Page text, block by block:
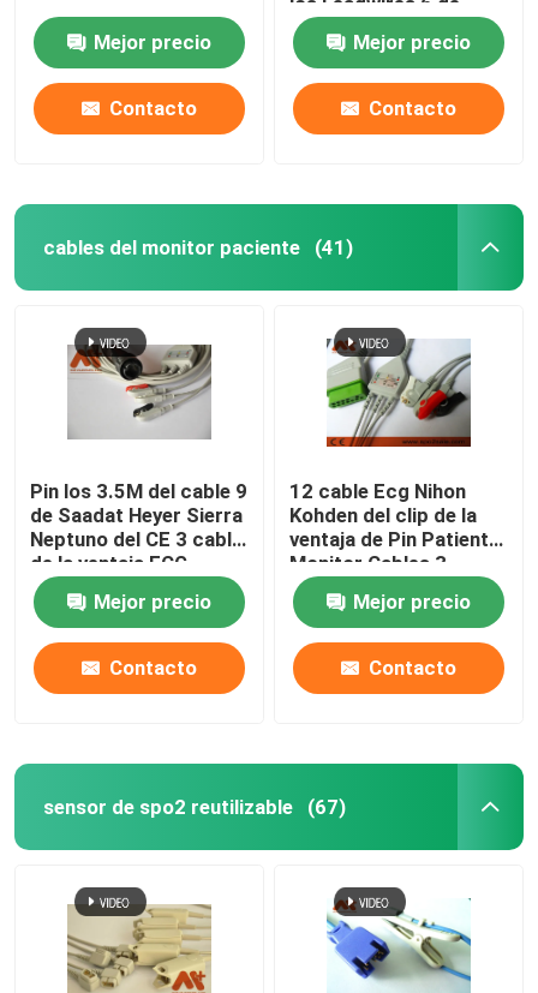
Mejor precio
Contacto
Szmedplus AAMI ECG
Mejor precio
Contacto
cables del monitor paciente (41)
Pin los 3.5M del cable 9
de Saadat Heyer Sierra
Neptuno del CE 3 cable
de la ventaja ECG
Mejor precio
Contacto
12 cable Ecg Nihon
Kohden del clip de la
ventaja de Pin Patient
Monitor Cables 3
Mejor precio
Contacto
sensor de spo2 reutilizable (67)